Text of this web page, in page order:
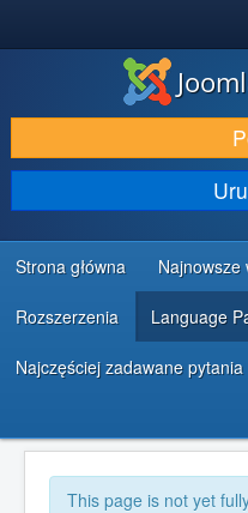
DODATKI I ROZSZERZENIA
ODKRYJ & POZNAJ
SPOŁECZNOŚĆ & WSPARCIE
ZASOBY DLA PROGRAMISTÓW
Strona główna Najnowsze
Rozszerzenia Language
Najczęściej zadawane pytania
This page is not yet